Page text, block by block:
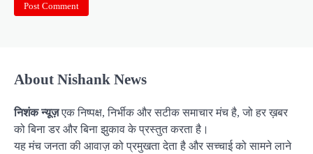
About Nishank News
निशंक न्यूज़एक निष्पक्ष, निर्भीक और सटीक समाचार मंच है, जो हर ख़बर
को बिना डर और बिना झुकाव के प्रस्तुत करता है।
यह मंच जनता की आवाज़ को प्रमुखता देता है और सच्चाई को सामने लाने